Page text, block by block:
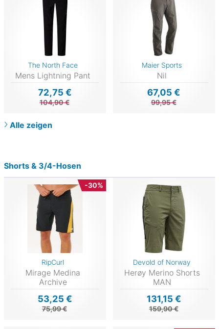
The North Face
Mens Lightning Pant
72,75 €
104,90 €
Maier Sports
Nil
67,05 €
99,95 €
Alle zeigen
Shorts & 3/4-Hosen
-30%
RipCurl
Mirage Medina
Archive
53,25 €
75,99 €
Devold of Norway
Herøy Merino Shorts
MAN
131,15 €
159,90 €